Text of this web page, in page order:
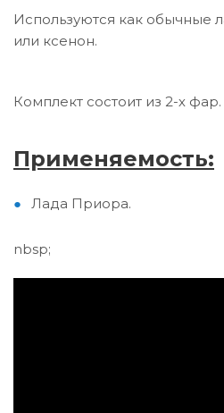
Используются как обычные
или ксенон.
Комплект состоит из 2-х фар.
Применяемость:
Лада Приора.
nbsp;